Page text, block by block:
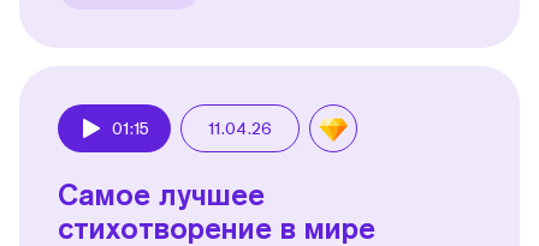
01:15 11.04.26
Самое лучшее
стихотворение в мире